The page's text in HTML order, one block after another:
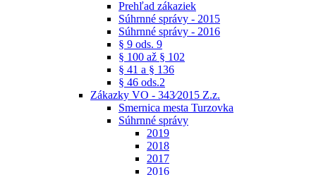
Prehľad zákaziek
Súhrnné správy - 2015
Súhrnné správy - 2016
§ 9 ods. 9
§ 100 až § 102
§ 41 a § 136
§ 46 ods.2
Zákazky VO - 343⁄2015 Z.z.
Smernica mesta Turzovka
Súhrnné správy
2019
2018
2017
2016